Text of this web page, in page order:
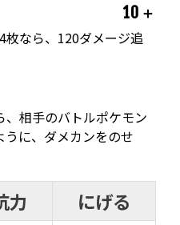
10＋
枚なら、120ダメージ追
、相手のバトルポケモン
に、ダメカンをのせ
力 にげる